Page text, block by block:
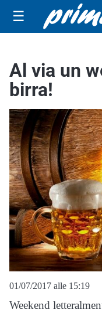
☰
Al via un
birra!
01/07/2017 alle 15:19
Weekend